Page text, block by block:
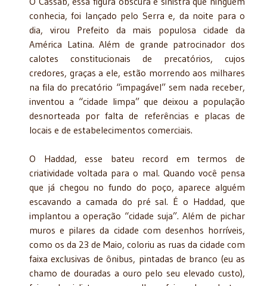
conhecia, foi lançado pelo Serra e, da noite para o
dia, virou Prefeito da mais populosa cidade da
América Latina. Além de grande patrocinador dos
calotes constitucionais de precatórios, cujos
credores, graças a ele, estão morrendo aos milhares
na fila do precatório “impagável” sem nada receber,
inventou a “cidade limpa” que deixou a população
desnorteada por falta de referências e placas de
locais e de estabelecimentos comerciais.
O Haddad, esse bateu record em termos de
criatividade voltada para o mal. Quando você pensa
que já chegou no fundo do poço, aparece alguém
escavando a camada do pré sal. É o Haddad, que
implantou a operação “cidade suja”. Além de pichar
muros e pilares da cidade com desenhos horríveis,
como os da 23 de Maio, coloriu as ruas da cidade com
faixa exclusivas de ônibus, pintadas de branco (eu as
chamo de douradas a ouro pelo seu elevado custo),